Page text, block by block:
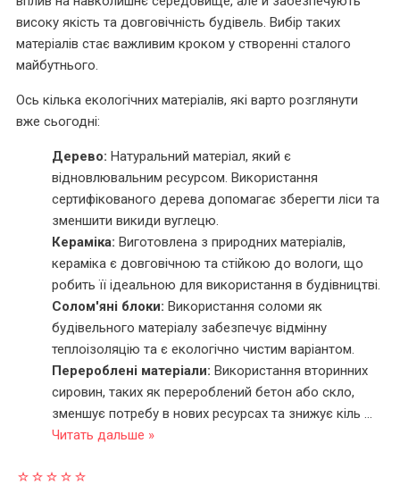
високу якість та довговічність будівель. Вибір таких
матеріалів стає важливим кроком у створенні сталого
майбутнього.
Ось кілька екологічних матеріалів, які варто розглянути
вже сьогодні:
Дерево: Натуральний матеріал, який є
відновлювальним ресурсом. Використання
сертифікованого дерева допомагає зберегти ліси та
зменшити викиди вуглецю.
Кераміка: Виготовлена з природних матеріалів,
кераміка є довговічною та стійкою до вологи, що
робить її ідеальною для використання в будівництві.
Солом'яні блоки: Використання соломи як
будівельного матеріалу забезпечує відмінну
теплоізоляцію та є екологічно чистим варіантом.
Перероблені матеріали: Використання вторинних
сировин, таких як перероблений бетон або скло,
зменшує потребу в нових ресурсах та знижує кіль ...
Читать дальше »